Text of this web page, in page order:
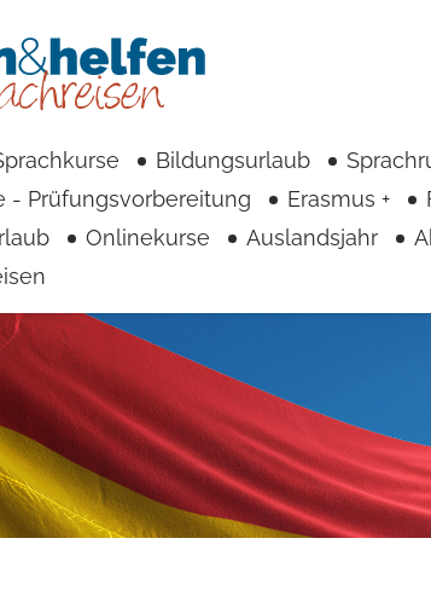
Bildungsurlaub
- Prüfungsvorbereitung
Erasmus +
Onlinekurse Auslandsjahr